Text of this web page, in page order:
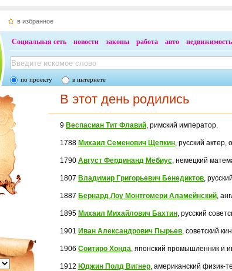
в избранное
Социальная сеть новости законы работа авто недвижимость
по проекту в интернете
В этот день родились
9 Веспасиан Тит Флавий, римский император.
1788 Михаил Семенович Щепкин, русский актер,
1790Август Фердинанд Мёбиус, немецкий
1807 Владимир Григорьевич Бенедиктов,
1887 Бернард Лоу Монтгомери Аламейнский,
1895 Михаил Михайлович Бахтин, русский
1901 Иван Александрович Пырьев, советский
1906Соитиро Хонда, японский промышленник и
1912 Юджин Полд Вигнер, американский физик-